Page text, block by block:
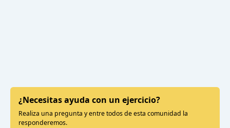
¿Necesitas ayuda con un ejercicio?
Realiza una pregunta y entre todos de esta comunidad la
responderemos.